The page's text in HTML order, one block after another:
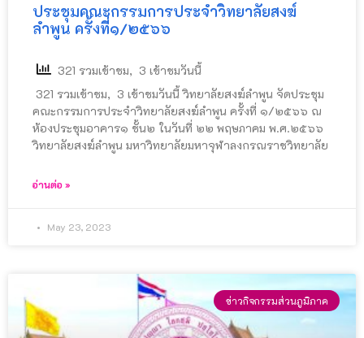
ประชุมคณะกรรมการประจำวิทยาลัยสงฆ์
ลำพูน ครั้งที่๑/๒๕๖๖
321 รวมเข้าชม, 3 เข้าชมวันนี้
321 รวมเข้าชม, 3 เข้าชมวันนี้ วิทยาลัยสงฆ์ลำพูน จัดประชุม
คณะกรรมการประจำวิทยาลัยสงฆ์ลำพูน ครั้งที่ ๑/๒๕๖๖ ณ
ห้องประชุมอาคาร๑ ชั้น๒ ในวันที่ ๒๒ พฤษภาคม พ.ศ.๒๕๖๖
วิทยาลัยสงฆ์ลำพูน มหาวิทยาลัยมหาจุฬาลงกรณราชวิทยาลัย
อ่านต่อ »
May 23, 2023
ข่าวกิจกรรมส่วนภูมิภาค